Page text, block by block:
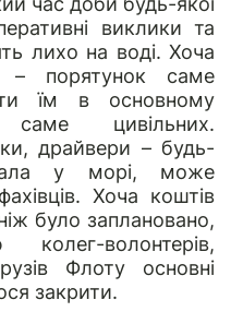
виклики та
лихо на воді. Хоча
– порятунок саме
їм в основному
цивільних.
драйвери – будь-
у морі, може
Хоча коштів
було заплановано,
волонтерів,
Флоту основні
закрити.